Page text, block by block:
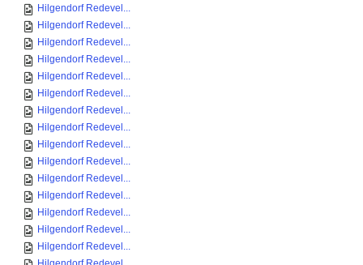
Hilgendorf Redevel...
Hilgendorf Redevel...
Hilgendorf Redevel...
Hilgendorf Redevel...
Hilgendorf Redevel...
Hilgendorf Redevel...
Hilgendorf Redevel...
Hilgendorf Redevel...
Hilgendorf Redevel...
Hilgendorf Redevel...
Hilgendorf Redevel...
Hilgendorf Redevel...
Hilgendorf Redevel...
Hilgendorf Redevel...
Hilgendorf Redevel...